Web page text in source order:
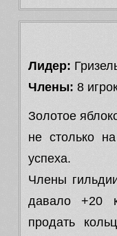
Лидер:
Члены: 8
Золотое
не столько
успеха.
Члены
давало +20
продать